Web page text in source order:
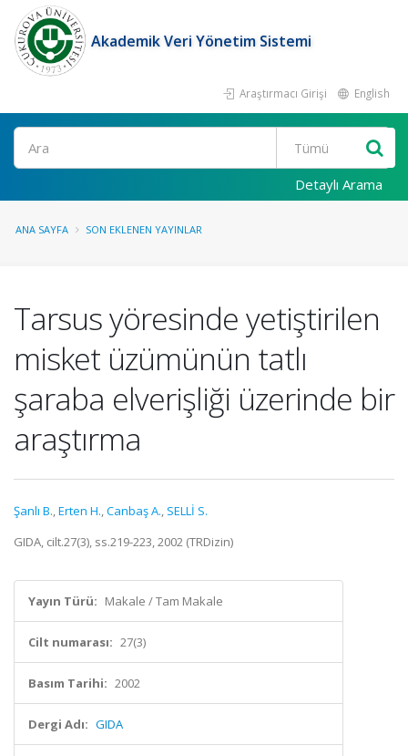
Akademik Veri Yönetim Sistemi
Araştırmacı Girişi English
Ara
Detaylı Arama
ANA SAYFA SON EKLENEN YAYINLAR
Tarsus yöresinde yetiştirilen
misket üzümünün tatlı
şaraba elverişliği üzerinde bir
araştırma
Şanlı B.,Erten H.,Canbaş A., SELLİ S.
GIDA, cilt.27(3), ss.219-223, 2002 (TRDizin)
Yayın Türü: Makale / Tam Makale
Cilt numarası: 27(3)
Basım Tarihi: 2002
Dergi Adı: GIDA